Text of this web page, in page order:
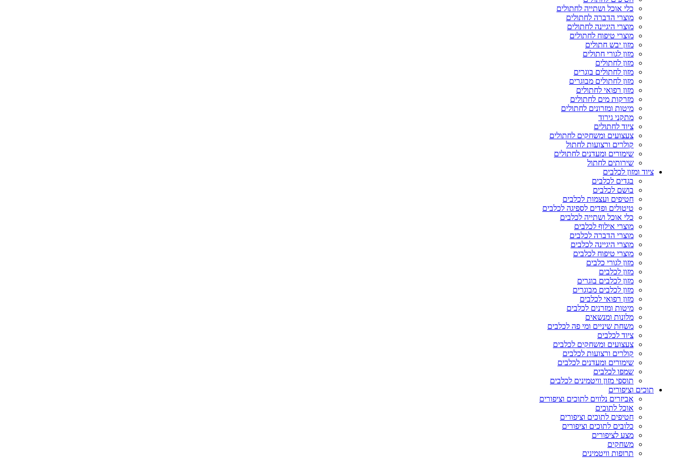
כלי אוכל ושתייה לחתולים
מוצרי הדברה לחתולים
מוצרי היגיינה לחתולים
מוצרי טיפוח לחתולים
מזון יבש חתולים
מזון לגורי חתולים
מזון לחתולים
מזון לחתולים בוגרים
מזון לחתולים מבוגרים
מזון רפואי לחתולים
מזרקות מים לחתולים
מיטות ומזרונים לחתולים
מתקני גירוד
ציוד לחתולים
צעצועים ומשחקים לחתולים
קולרים ורצועות לחתול
שימורים ומעדנים לחתולים
שירותים לחתול
ציוד ומזון לכלבים
בגדים לכלבים
בושם לכלבים
חטיפים ועצמות לכלבים
טיטולים ופדים לספיגה לכלבים
כלי אוכל ושתייה לכלבים
מוצרי אילוף לכלבים
מוצרי הדברה לכלבים
מוצרי היגיינה לכלבים
מוצרי טיפוח לכלבים
מזון לגורי כלבים
מזון לכלבים
מזון לכלבים בוגרים
מזון לכלבים מבוגרים
מזון רפואי לכלבים
מיטות ומזרנים לכלבים
מלונות ומנשאים
משחת שיניים ומי פה לכלבים
ציוד לכלבים
צעצועים ומשחקים לכלבים
קולרים ורצועות לכלבים
שימורים ומעדנים לכלבים
שמפו לכלבים
תוספי מזון וויטמינים לכלבים
תוכים וציפורים
אביזרים נלווים לתוכים וציפורים
אוכל לתוכים
חטיפים לתוכים וציפורים
כלובים לתוכים וציפורים
מצע לציפורים
משחקים
תרופות וויטמינים